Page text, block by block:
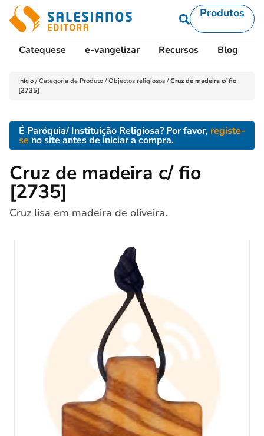
Produtos
Catequese e-vangelizar Recursos Blog
Início /Categoria de Produto /Objectos religiosos /Cruz de madeira c/ fio
[2735]
É Paróquia/ Instituição Religiosa? Por favor, registe-
se no site antes de iniciar a compra.
Cruz de madeira c/ fio
[2735]
Cruz lisa em madeira de oliveira.